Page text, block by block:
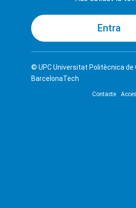
© UPCUniversitat Politècnica de
BarcelonaTech
Contacte